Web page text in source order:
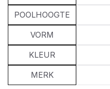
POOLHOOGTE
VORM
KLEUR
MERK